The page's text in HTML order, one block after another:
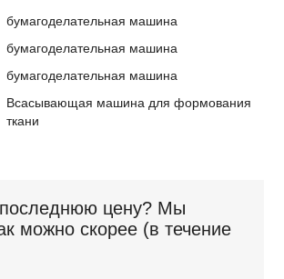
бумагоделательная машина
бумагоделательная машина
бумагоделательная машина
Всасывающая машина для формования
ткани
цену? Мы
можно скорее (в течение